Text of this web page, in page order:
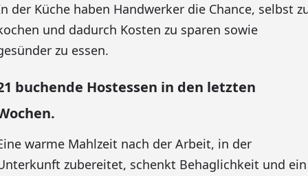
der Küche haben Handwerker die Chance, selbst
und dadurch Kosten zu sparen sowie
zu essen.
buchende Hostessen in den letzten
warme Mahlzeit nach der Arbeit, in der
zubereitet, schenkt Behaglichkeit und ein